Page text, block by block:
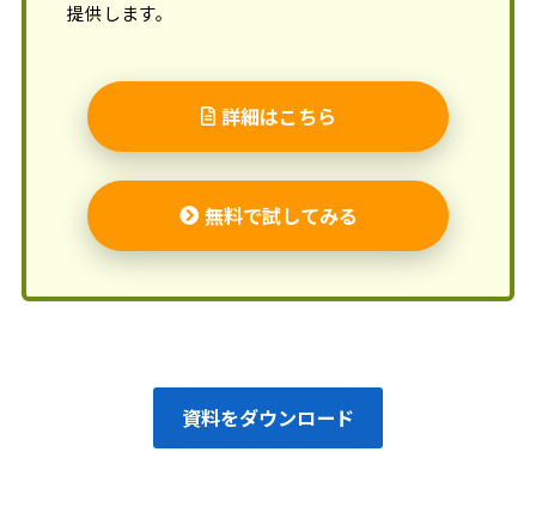
提供します。
詳細はこちら
無料で試してみる
資料をダウンロード